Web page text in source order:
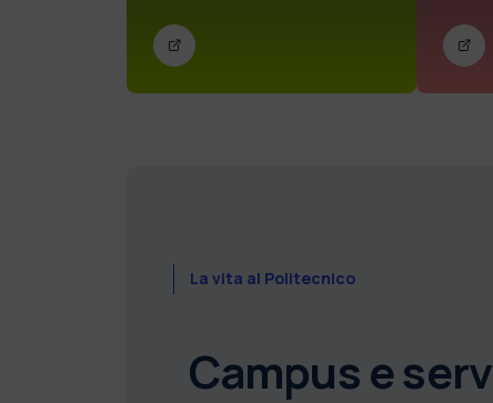
La vita al Politecnico
Campus e